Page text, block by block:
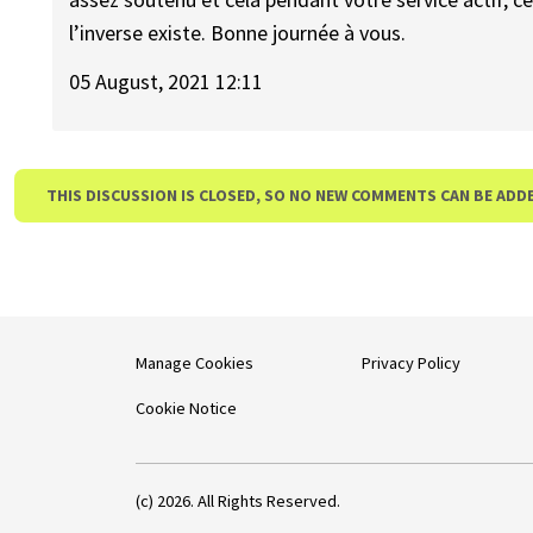
l’inverse existe. Bonne journée à vous.
05 August, 2021 12:11
THIS DISCUSSION IS CLOSED, SO NO NEW COMMENTS CAN BE
Manage Cookies
Cookie Notice
Privacy Policy
(c) 2026. All Rights Reserved.